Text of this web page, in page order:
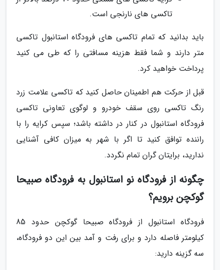
تاکسی های نارنجی است.
باید بدانید که تمام تاکسی های فرودگاه استانبول تاکسی
متر دارند و شما فقط هزینه مسافتی را که طی می کنید
پرداخت خواهید کرد.
قبل از حرکت هم اطمینان حاصل کنید که تاکسی علامت زرد
رنگ تاکسی روی سقف خودرو و لوگوی تعاونی تاکسی
فرودگاه استانبول در کنار در داشته باشد؛ سپس کرایه را با
راننده توافق کنید تا اگر با شهر به میزان کافی آشنایی
ندارید، برایتان گران تمام نگردد.
چگونه از فرودگاه نو استانبول به فرودگاه صبیحا
گوکچن برویم؟
فرودگاه استانبول از فرودگاه صبیحا گوکچن حدود 85
کیلومتر فاصله دارد و برای رفت و آمد بین این دو فرودگاه،
سه گزینه دارید: